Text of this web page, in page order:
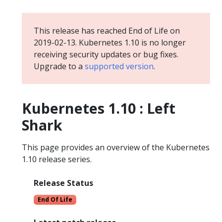
This release has reached End of Life on
2019-02-13. Kubernetes 1.10 is no longer
receiving security updates or bug fixes.
Upgrade to a supported version.
Kubernetes 1.10 : Left
Shark
This page provides an overview of the Kubernetes
1.10 release series.
Release Status
End Of Life